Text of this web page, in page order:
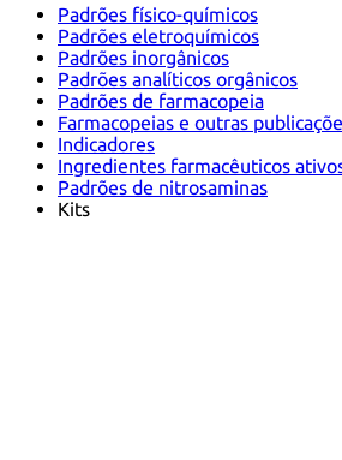
Padrões físico-químicos
Padrões eletroquímicos
Padrões inorgânicos
Padrões analíticos orgânicos
Padrões de farmacopeia
Farmacopeias e outras
Indicadores
Ingredientes farmacêuticos
Padrões de nitrosaminas
Kits